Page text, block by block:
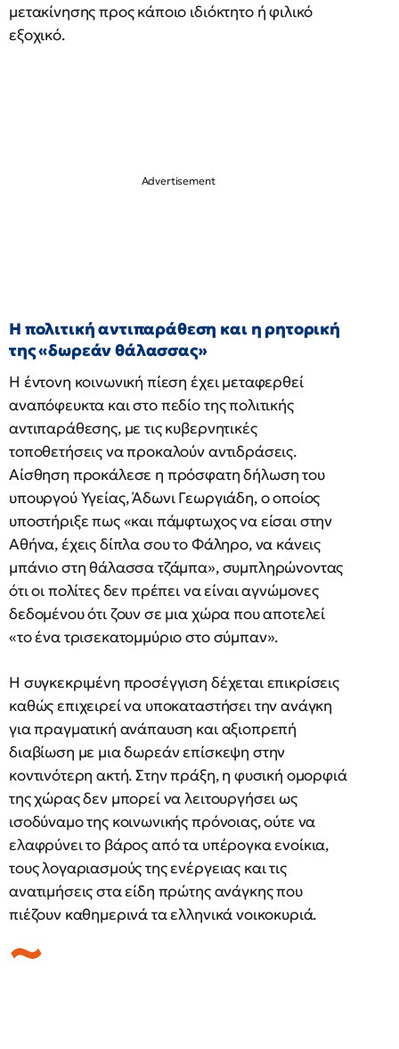
μετακίνησης προς κάποιο ιδιόκτητο ή φιλικό
εξοχικό.
Η πολιτική αντιπαράθεση και η ρητορική
της «δωρεάν θάλασσας»
Η έντονη κοινωνική πίεση έχει μεταφερθεί
αναπόφευκτα και στο πεδίο της πολιτικής
αντιπαράθεσης, με τις κυβερνητικές
τοποθετήσεις να προκαλούν αντιδράσεις.
Αίσθηση προκάλεσε η πρόσφατη δήλωση του
υπουργού Υγείας, Άδωνι Γεωργιάδη, ο οποίος
υποστήριξε πως «και πάμφτωχος να είσαι στην
Αθήνα, έχεις δίπλα σου το Φάληρο, να κάνεις
μπάνιο στη θάλασσα τζάμπα», συμπληρώνοντας
ότι οι πολίτες δεν πρέπει να είναι αγνώμονες
δεδομένου ότι ζουν σε μια χώρα που αποτελεί
«το ένα τρισεκατομμύριο στο σύμπαν».
Η συγκεκριμένη προσέγγιση δέχεται επικρίσεις
καθώς επιχειρεί να υποκαταστήσει την ανάγκη
για πραγματική ανάπαυση και αξιοπρεπή
διαβίωση με μια δωρεάν επίσκεψη στην
κοντινότερη ακτή. Στην πράξη, η φυσική ομορφιά
της χώρας δεν μπορεί να λειτουργήσει ως
ισοδύναμο της κοινωνικής πρόνοιας, ούτε να
ελαφρύνει το βάρος από τα υπέρογκα ενοίκια,
τους λογαριασμούς της ενέργειας και τις
ανατιμήσεις στα είδη πρώτης ανάγκης που
πιέζουν καθημερινά τα ελληνικά νοικοκυριά.